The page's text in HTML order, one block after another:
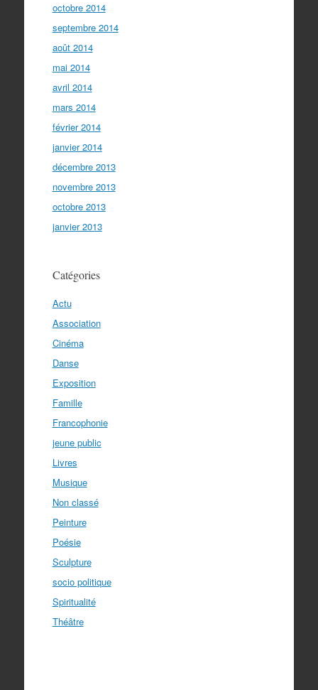
octobre 2014
septembre 2014
août 2014
mai 2014
avril 2014
mars 2014
février 2014
janvier 2014
décembre 2013
novembre 2013
octobre 2013
janvier 2013
Catégories
Actu
Association
Cinéma
Danse
Exposition
Famille
Francophonie
jeune public
Livres
Musique
Non classé
Peinture
Poésie
Sculpture
socio politique
Spiritualité
Théâtre